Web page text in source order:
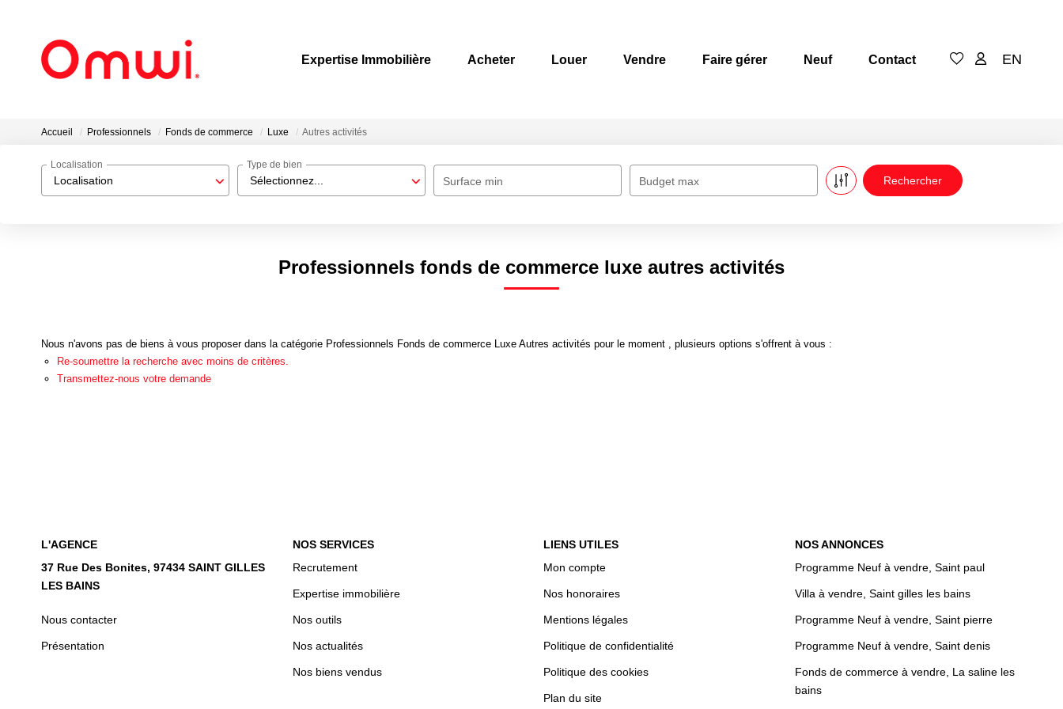
Expertise Immobilière Acheter Louer Vendre Faire gérer Neuf Contact EN
Accueil Professionnels Fonds de commerce Luxe Autres activités
Localisation
Localisation
Sélectionnez...
Type de bien
Surface min Budget max
Professionnels fonds de commerce luxe autres activités
Nous n'avons pas de biens à vous proposer dans la catégorie Professionnels Fonds de commerce Luxe Autres activités pour le moment , plusieurs options s'offrent à vous :
Re-soumettre la recherche avec moins de critères.
Transmettez-nous votre demande
L'AGENCE
37 Rue Des Bonites, 97434 SAINT GILLES
LES BAINS
Nous contacter
Présentation
NOS SERVICES
Recrutement
Expertise immobilière
Nos outils
Nos actualités
Nos biens vendus
LIENS UTILES
Mon compte
Nos honoraires
Mentions légales
Politique de confidentialité
Politique des cookies
Plan du site
NOS ANNONCES
Programme Neuf à vendre, Saint paul
Villa à vendre, Saint gilles les bains
Programme Neuf à vendre, Saint pierre
Programme Neuf à vendre, Saint denis
Fonds de commerce à vendre, La saline les
bains